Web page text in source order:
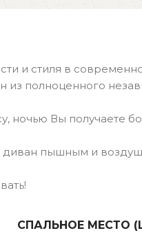
и стиля в
полноценного
Вы получаете
пышным и
СПАЛЬНОЕ МЕСТО